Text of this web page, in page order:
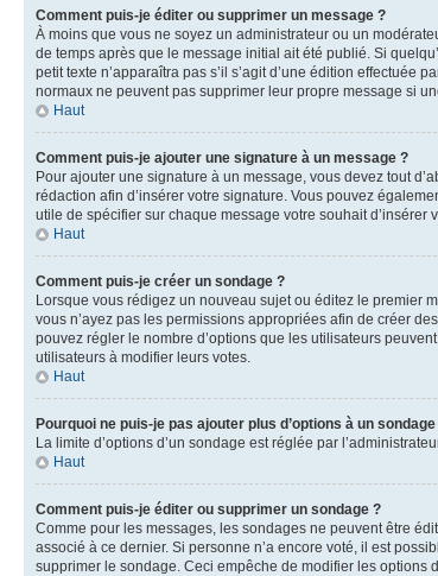
Comment puis-je éditer ou supprimer un message ?
À moins que vous ne soyez un administrateur ou un
de temps après que le message initial ait été publié. Si
petit texte n’apparaîtra pas s’il s’agit d’une édition
normaux ne peuvent pas supprimer leur propre message si
Haut
Comment puis-je ajouter une signature à un message ?
Pour ajouter une signature à un message, vous devez tout
rédaction afin d’insérer votre signature. Vous pouvez
utile de spécifier sur chaque message votre souhait d’insérer
Haut
Comment puis-je créer un sondage ?
Lorsque vous rédigez un nouveau sujet ou éditez le premier
vous n’ayez pas les permissions appropriées afin de créer
pouvez régler le nombre d’options que les utilisateurs
utilisateurs à modifier leurs votes.
Haut
Pourquoi ne puis-je pas ajouter plus d’options à un sondage
La limite d’options d’un sondage est réglée par
Haut
Comment puis-je éditer ou supprimer un sondage ?
Comme pour les messages, les sondages ne peuvent être
associé à ce dernier. Si personne n’a encore voté, il est
supprimer le sondage. Ceci empêche de modifier les options